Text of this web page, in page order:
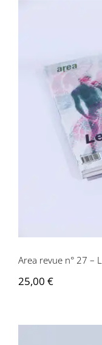
Area
Area revue n° 27 –
25,00 €